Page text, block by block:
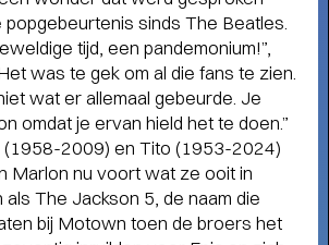
sinds The Beatles.
tijd, een pandemonium!”,
was te gek om al die fans te zien.
wat er allemaal gebeurde. Je
omdat je ervan hield het te doen.”
(1958-2009) en Tito (1953-2024)
Marlon nu voort wat ze ooit in
The Jackson 5, de naam die
bij Motown toen de broers het